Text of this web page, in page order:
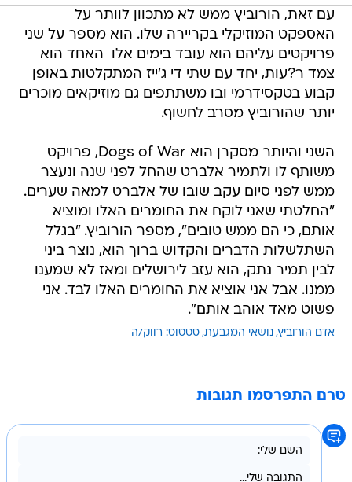
עם זאת, הורוביץ ממש לא מתכוון לוותר על
האספקט המוזיקלי בקריירה שלו. הוא מספר על שני
פרויקטים עליהם הוא עובד בימים אלו  האחד הוא
צמד ר?עות, יחד עם שתי די ג'ייז המתקלטות באופן
קבוע בטקסידרמי ובו משתתפים גם מוזיקאים מוכרים
יותר שהורוביץ מסרב לחשוף.
השני והיותר מסקרן הוא Dogs of War, פרויקט
משותף לו ולתמיר אלברט שהחל לפני שנה ונעצר
ממש לפני סיום עקב שובו של אלברט למאה שערים.
"החלטתי שאני לוקח את החומרים האלו ומוציא
אותם, כי הם ממש טובים", מספר הורוביץ. "בגלל
השתלשלות הדברים והקדוש ברוך הוא, נוצר ביני
לבין תמיר נתק, הוא עזב לירושלים ומאז לא שמענו
ממנו. אבל אני אוציא את החומרים האלו לבד. אני
פשוט מאד אוהב אותם".
אדם הורוביץ נושאי המגבעת סטטוס: רווק/ה
טרם התפרסמו תגובות